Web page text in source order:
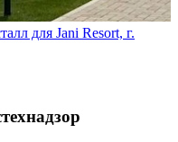
для Jani Resort, г.